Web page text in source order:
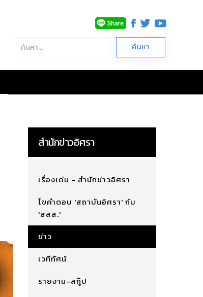
สำนักข่าวอิศรา
เรื่องเด่น - สำนักข่าวอิศรา
ไขคำตอบ 'สถาบันอิศรา' กับ
'สสส.'
ข่าว
เวทีทัศน์
รายงาน-สกู๊ป